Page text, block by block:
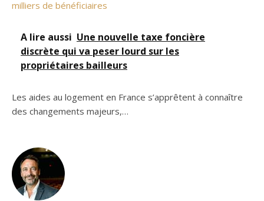
milliers de bénéficiaires
A lire aussi Une nouvelle taxe foncière
discrète qui va peser lourd sur les
propriétaires bailleurs
Les aides au logement en France s’apprêtent à connaître
des changements majeurs,…